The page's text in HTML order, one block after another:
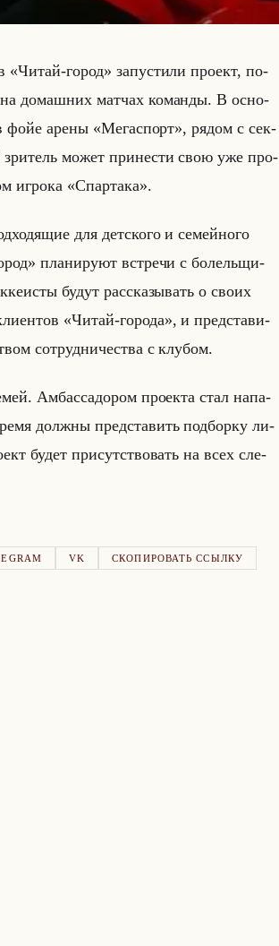
город» за­пу­сти­ли про­ект, по­
до­маш­них мат­чах ко­ман­ды. В ос­но­
фойе арены «Мегаспорт», рядом с сек­
может при­не­сти свою уже про­
иг­ро­ка «Спартака».
для дет­ско­го и се­мейно­го
пла­ни­ру­ют встре­чи с бо­лельщи­
будут рас­ска­зы­вать о своих
«Читай-города», и пред­ста­ви­
со­труд­ни­че­ства с клу­бом.
Ам­бас­са­до­ром про­ек­та стал на­па­
долж­ны пред­ста­вить под­бор­ку ли­
будет при­сут­ство­вать на всех сле­
VK СКОПИРОВАТЬ ССЫЛКУ